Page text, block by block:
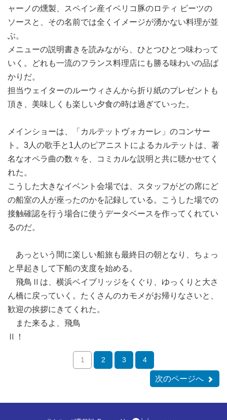
ャーノの燻製、スペイン産イベリコ豚のロティ ビーツの
ソースと、その名前では全くイメージが湧かない料理が並
ぶ。
メニューの説明書きを読みながら、ひとつひとつ味わって
いく。どれも一流のフランス料理店にも勝る味わいの品ば
かりだ。
担当ウェイターのルーウィさんから折り紙のプレゼントも
頂き、美味しくも楽しい夕食の時は過ぎていった。
メインショーは、「カルテットヴォカーレ」のコンサー
ト。3人の歌手と1人のピアニストによるカルテットは、著
名なオペラ曲の数々を、コミカルな説明と共に聴かせてく
れた。
こうした大きなイベント会場では、スタッフがどの席にど
の船室の人が座ったのかを記録している。こうした場での
接触確認を行う場合に使うデータベースを作ってくれてい
るのだ。
あっという間に楽しい船旅も最終日の朝となり、ちょっ
と早起きして下船の支度を始める。
飛鳥Ⅱは、横浜ベイブリッジをくぐり、ゆっくりと大さ
ん橋に戻っていく。たくさんのカモメがお帰りなさいと、
歓迎の挨拶にきてくれた。
また来るよ、飛鳥
Ⅱ！
次のページへ
1 2 3 4